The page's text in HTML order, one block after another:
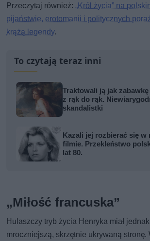
Przeczytaj również: „Król życia” na
pijaństwie, erotomanii i politycznych
krążą legendy.
To czytają teraz inni
Traktowali ją jak
z rąk do rąk.
skandalistki
Kazali jej rozbierać się w
filmie. Przekleństwo
lat 80.
„Miłość francuska”
Hulaszczy tryb życia Henryka miał
mroczniejszą, skrzętnie ukrywaną stronę.